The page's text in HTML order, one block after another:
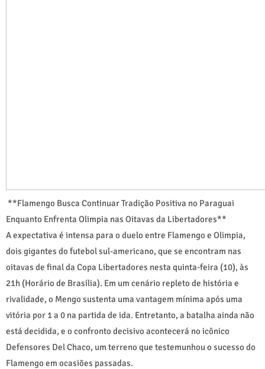
**Flamengo Busca Continuar Tradição Positiva no Paraguai
Enquanto Enfrenta Olimpia nas Oitavas da Libertadores**
A expectativa é intensa para o duelo entre Flamengo e Olimpia,
dois gigantes do futebol sul-americano, que se encontram nas
oitavas de final da Copa Libertadores nesta quinta-feira (10), às
21h (Horário de Brasília). Em um cenário repleto de história e
rivalidade, o Mengo sustenta uma vantagem mínima após uma
vitória por 1 a 0 na partida de ida. Entretanto, a batalha ainda não
está decidida, e o confronto decisivo acontecerá no icônico
Defensores Del Chaco, um terreno que testemunhou o sucesso do
Flamengo em ocasiões passadas.